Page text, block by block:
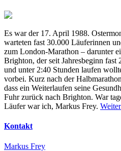
Es war der 17. April 1988.
warteten fast 30.000 Läuferinnen
zum London-Marathon – darunter
Brighton, der seit Jahresbeginn
und unter 2:40 Stunden laufen
vorbei. Kurz nach der
dass ein Weiterlaufen seine
Fuhr zurück nach Brighton. War
Läufer war ich, Markus Frey.
Kontakt
Markus Frey